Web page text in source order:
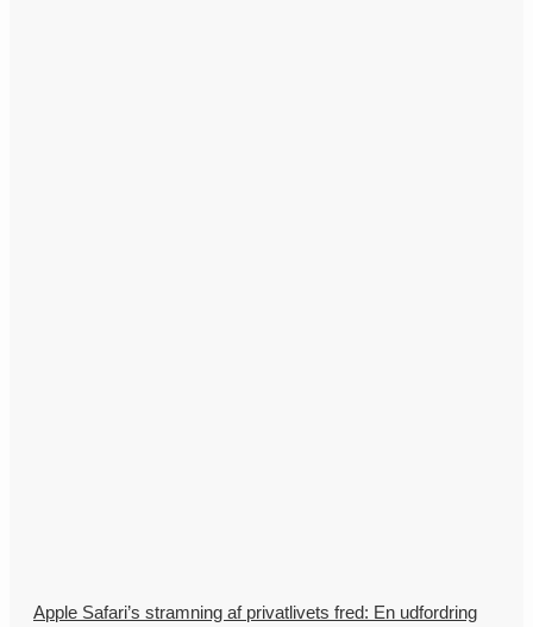
Apple Safari’s stramning af privatlivets fred: En udfordring